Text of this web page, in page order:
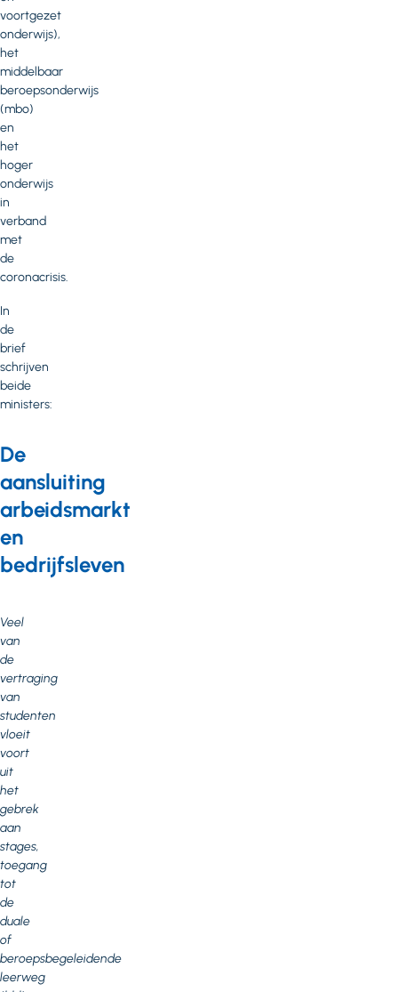
voortgezet
onderwijs),
het
middelbaar
beroepsonderwijs
(mbo)
en
het
hoger
onderwijs
in
verband
met
de
coronacrisis.
In
de
brief
schrijven
beide
ministers:
De
aansluiting
arbeidsmarkt
en
bedrijfsleven
Veel
van
de
vertraging
van
studenten
vloeit
voort
uit
het
gebrek
aan
stages,
toegang
tot
de
duale
of
beroepsbegeleidende
leerweg